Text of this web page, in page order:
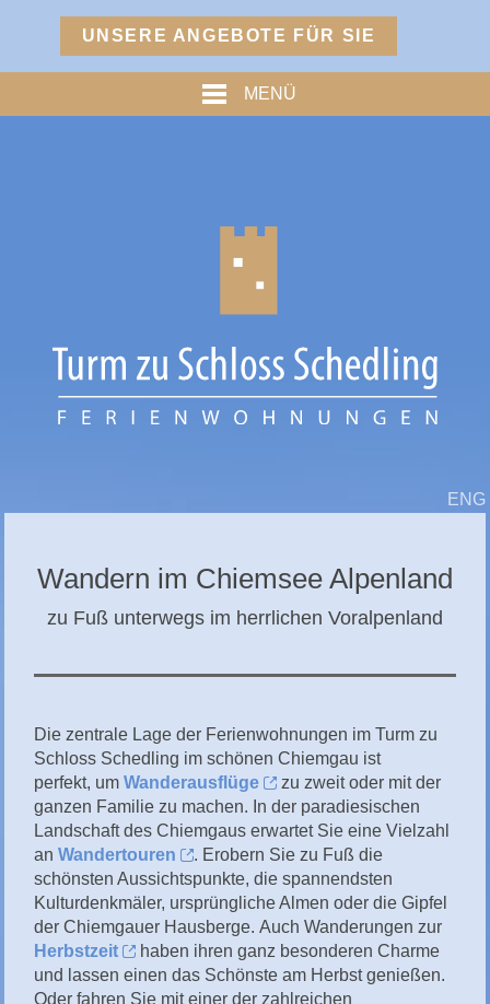
Menü
HERZOGPALAIS
FÜRSTENPALAIS
GÄSTEBUCH
UNSERE ANGEBOTE FÜR SIE
MENÜ
ENG
Wandern im Chiemsee Alpenland
zu Fuß unterwegs im herrlichen Voralpenland
Die zentrale Lage der Ferienwohnungen imTurm zu
Schloss Schedling im schönen Chiemgau ist
perfekt, um Wanderausflüge
zu zweit oder mit der
ganzen Familie zu machen. In der paradiesischen
Landschaft des Chiemgaus erwartet Sie eine Vielzahl
an Wandertouren
. Erobern Sie zu Fuß die
schönsten Aussichtspunkte, die spannendsten
Kulturdenkmäler, ursprüngliche Almen oder die Gipfel
der Chiemgauer Hausberge. Auch Wanderungen zur
Herbstzeit
haben ihren ganz besonderen Charme
und lassen einen das Schönste am Herbst genießen.
Oder fahren Sie mit einer der zahlreichen